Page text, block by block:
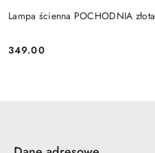
Lampa ścienna POCHODNIA złota
Cena:
349.00